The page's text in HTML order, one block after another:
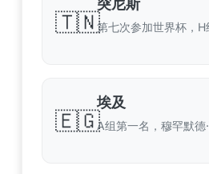
🇹🇳第七次参加世界杯，H
🇪🇬
埃及
A组第一名，穆罕默德